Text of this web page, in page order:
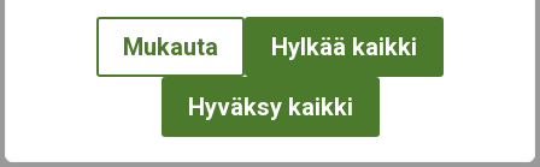
Mukauta Hylkää kaikki
Hyväksy kaikki